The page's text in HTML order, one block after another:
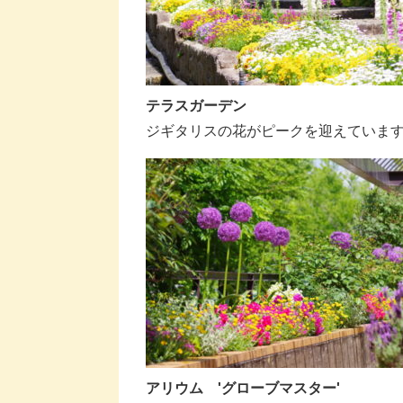
テラスガーデン
ジギタリスの花がピークを迎えていま
アリウム 'グローブマスター'